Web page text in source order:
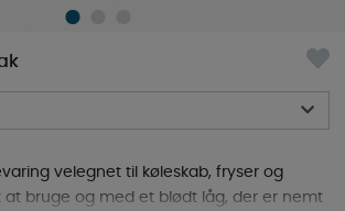
velegnet til køleskab, fryser og
at bruge og med et blødt låg, der er nemt